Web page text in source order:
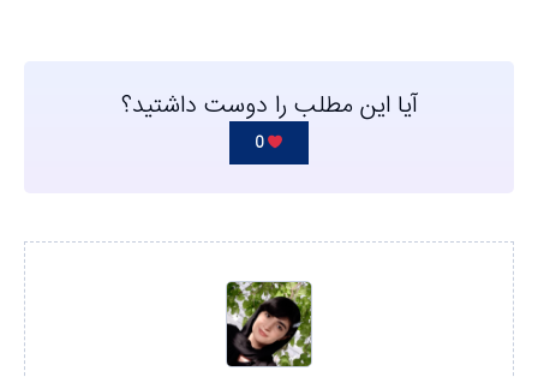
آیا این مطلب را دوست داشتید؟
0